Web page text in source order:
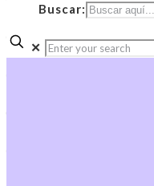
Buscar:
✕